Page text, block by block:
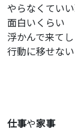
やらなくてい
面白いくらい
浮かんで来て
行動に移せな
仕事や家事